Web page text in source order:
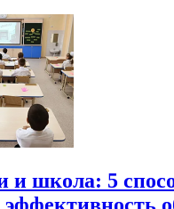
и школа: 5